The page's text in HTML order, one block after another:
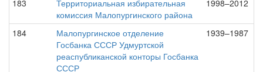
183
Территориальная избирательная
комиссия Малопургинского района
1998–2012
184
Малопургинское отделение
Госбанка СССР Удмуртской
реаспубликанской конторы Госбанка
СССР
1939–1987